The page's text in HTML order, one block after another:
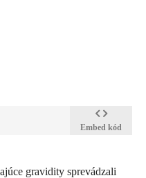
Embed kód
gravidity sprevádzali